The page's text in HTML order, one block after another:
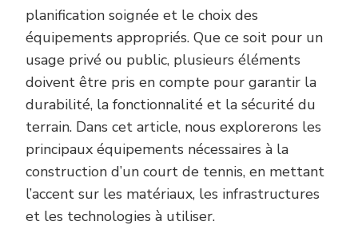
planification soignée et le choix des
équipements appropriés. Que ce soit pour un
usage privé ou public, plusieurs éléments
doivent être pris en compte pour garantir la
durabilité, la fonctionnalité et la sécurité du
terrain. Dans cet article, nous explorerons les
principaux équipements nécessaires à la
construction d’un court de tennis, en mettant
l’accent sur les matériaux, les infrastructures
et les technologies à utiliser.